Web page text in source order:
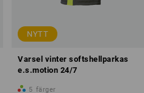
NYTT
Varsel vinter softshellparkas
e.s.motion 24/7
5 färger